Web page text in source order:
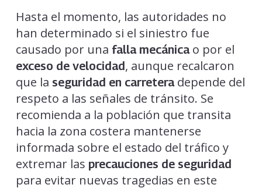
Hasta el momento, las autoridades no
han determinado si el siniestro fue
causado por una falla mecánicao por el
exceso de velocidad, aunque recalcaron
que la seguridad en carreteradepende del
respeto a las señales de tránsito. Se
recomienda a la población que transita
hacia la zona costera mantenerse
informada sobre el estado del tráfico y
extremar las precauciones de seguridad
para evitar nuevas tragedias en este